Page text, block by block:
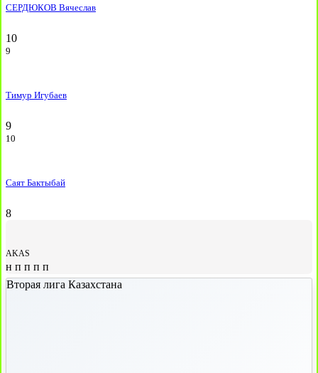
СЕРДЮКОВ Вячеслав
10
9
Тимур Игубаев
9
10
Саят Бактыбай
8
AKAS
н п п п п
Вторая лига Казахстана